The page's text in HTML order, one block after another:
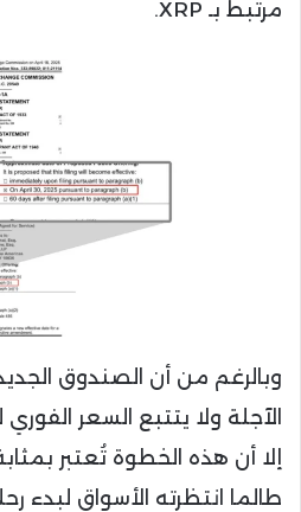
مرتبط بـ XRP.
وبالرغم من أن الصندوق
الآجلة ولا يتتبع السعر
إلا أن هذه الخطوة تُعتبر